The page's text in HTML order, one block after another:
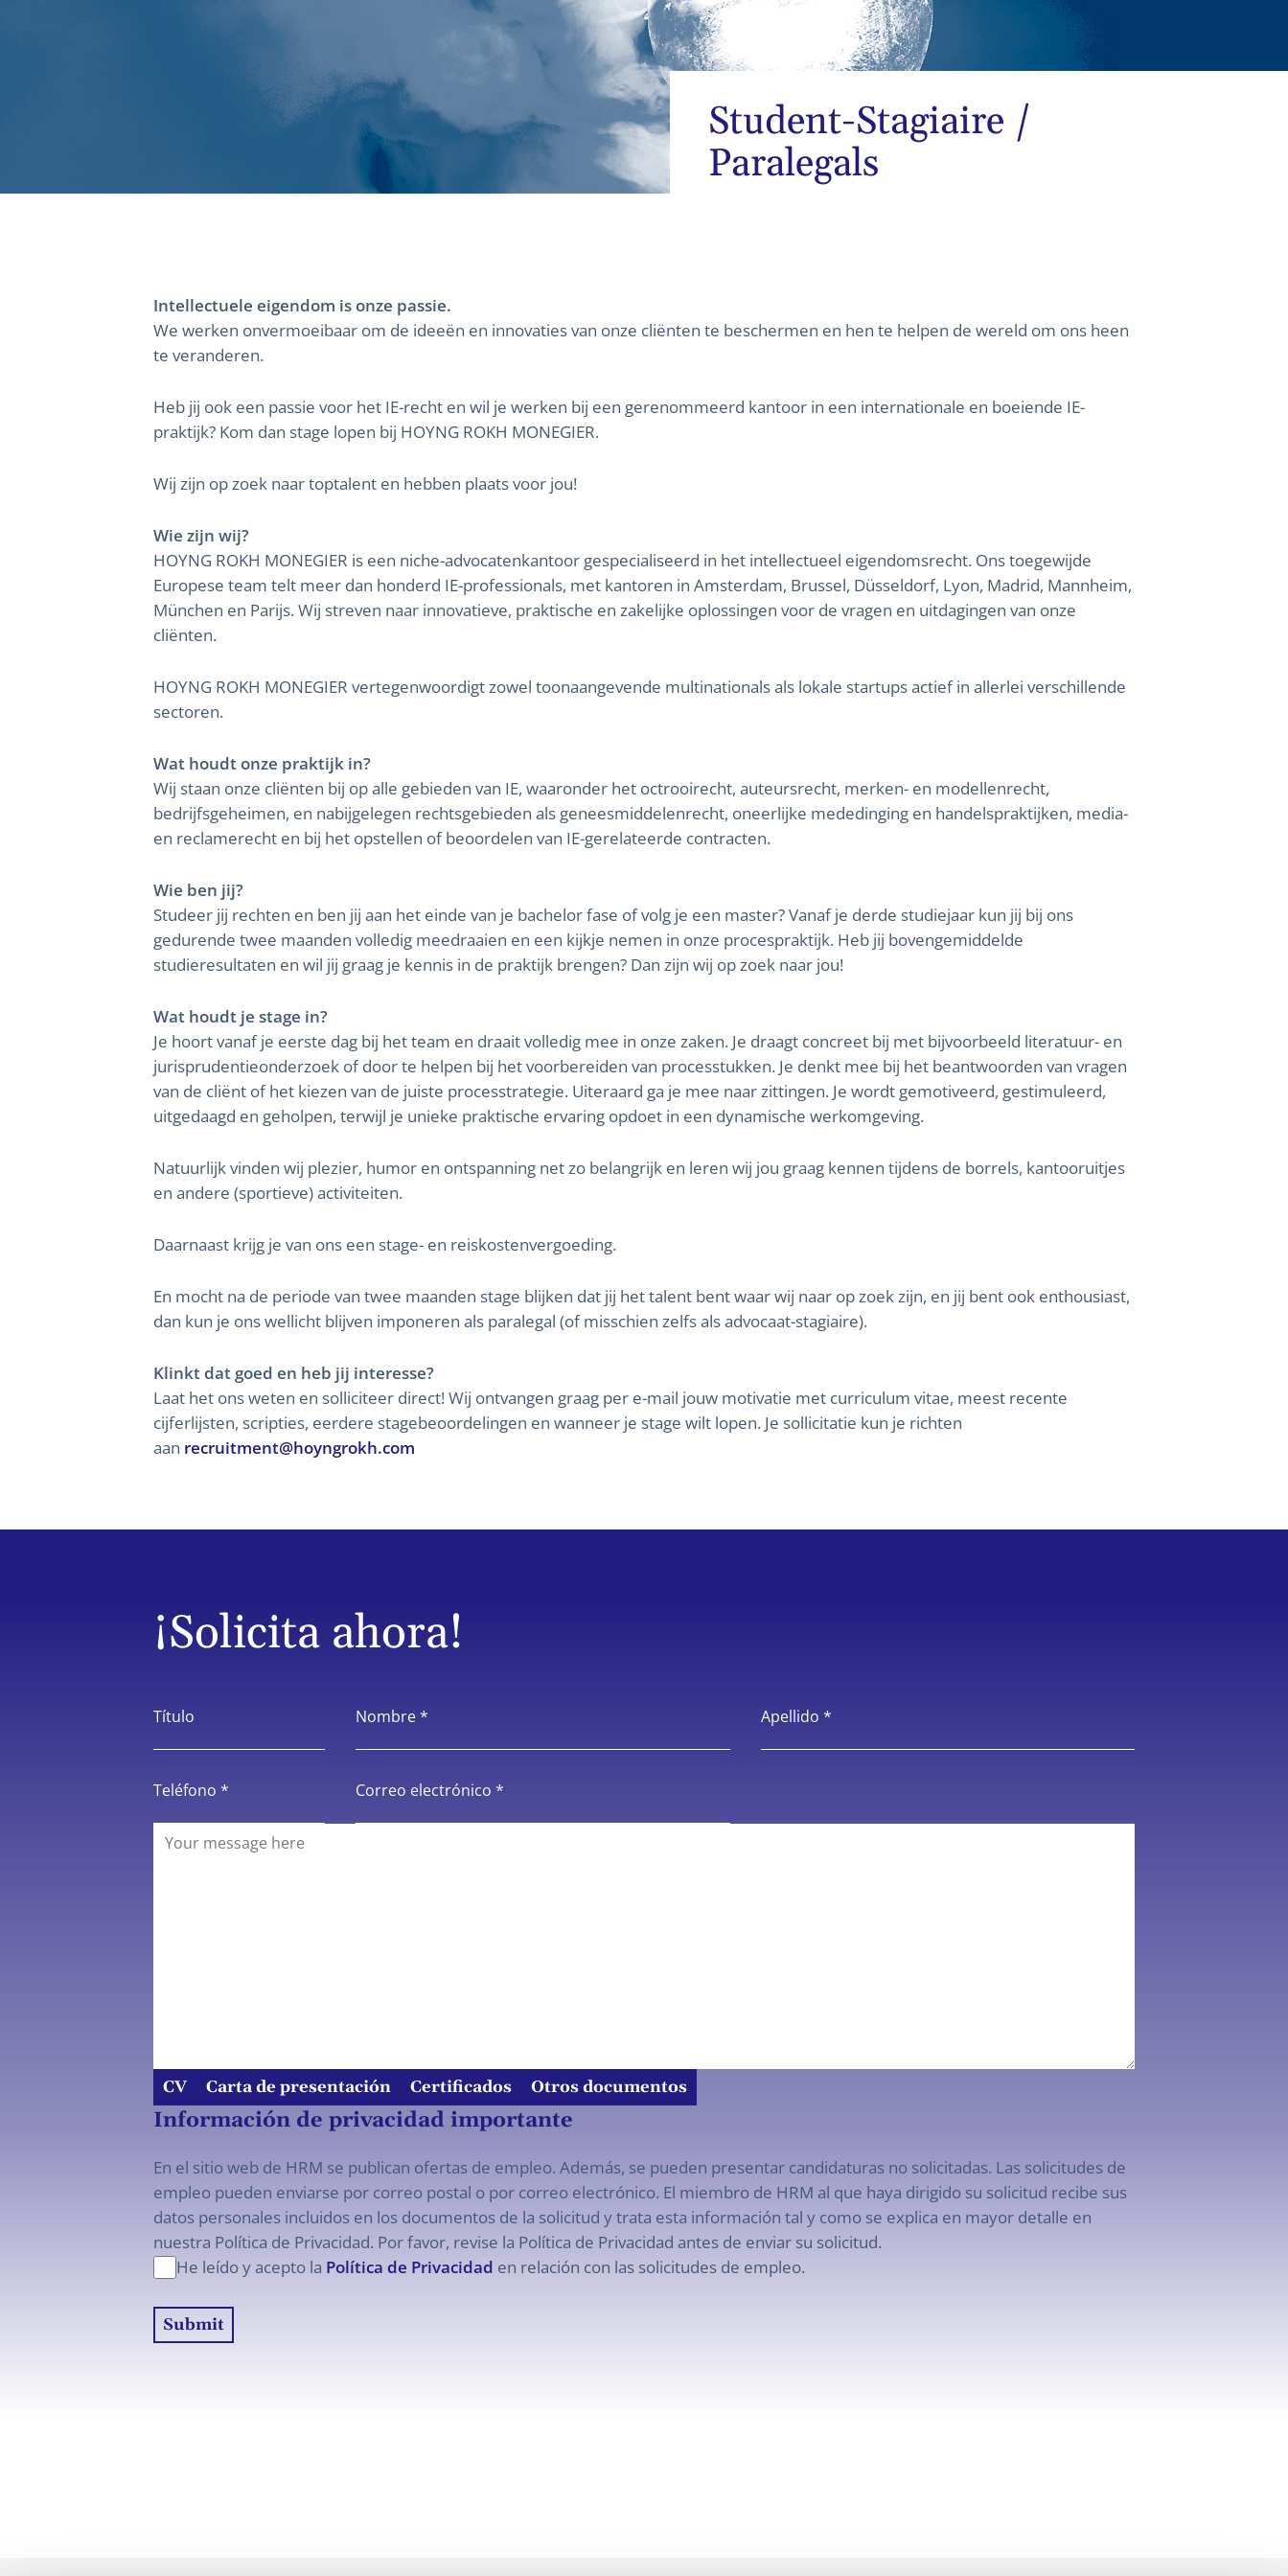
Student-Stagiaire /
Paralegals
Intellectuele eigendom is onze passie.
We werken onvermoeibaar om de ideeën en innovaties van onze cliënten te beschermen en hen te helpen de wereld om ons heen
te veranderen.
Heb jij ook een passie voor het IE-recht en wil je werken bij een gerenommeerd kantoor in een internationale en boeiende IE-
praktijk? Kom dan stage lopen bij HOYNG ROKH MONEGIER.
Wij zijn op zoek naar toptalent en hebben plaats voor jou!
Wie zijn wij?
HOYNG ROKH MONEGIER is een niche-advocatenkantoor gespecialiseerd in het intellectueel eigendomsrecht. Ons toegewijde
Europese team telt meer dan honderd IE-professionals, met kantoren in Amsterdam, Brussel, Düsseldorf, Lyon, Madrid, Mannheim,
München en Parijs. Wij streven naar innovatieve, praktische en zakelijke oplossingen voor de vragen en uitdagingen van onze
cliënten.
HOYNG ROKH MONEGIER vertegenwoordigt zowel toonaangevende multinationals als lokale startups actief in allerlei verschillende
sectoren.
Wat houdt onze praktijk in?
Wij staan onze cliënten bij op alle gebieden van IE, waaronder het octrooirecht, auteursrecht, merken- en modellenrecht,
bedrijfsgeheimen, en nabijgelegen rechtsgebieden als geneesmiddelenrecht, oneerlijke mededinging en handelspraktijken, media-
en reclamerecht en bij het opstellen of beoordelen van IE-gerelateerde contracten.
Wie ben jij?
Studeer jij rechten en ben jij aan het einde van je bachelor fase of volg je een master? Vanaf je derde studiejaar kun jij bij ons
gedurende twee maanden volledig meedraaien en een kijkje nemen in onze procespraktijk. Heb jij bovengemiddelde
studieresultaten en wil jij graag je kennis in de praktijk brengen? Dan zijn wij op zoek naar jou!
Wat houdt je stage in?
Je hoort vanaf je eerste dag bij het team en draait volledig mee in onze zaken. Je draagt concreet bij met bijvoorbeeld literatuur- en
jurisprudentieonderzoek of door te helpen bij het voorbereiden van processtukken. Je denkt mee bij het beantwoorden van vragen
van de cliënt of het kiezen van de juiste processtrategie. Uiteraard ga je mee naar zittingen. Je wordt gemotiveerd, gestimuleerd,
uitgedaagd en geholpen, terwijl je unieke praktische ervaring opdoet in een dynamische werkomgeving.
Natuurlijk vinden wij plezier, humor en ontspanning net zo belangrijk en leren wij jou graag kennen tijdens de borrels, kantooruitjes
en andere (sportieve) activiteiten.
Daarnaast krijg je van ons een stage- en reiskostenvergoeding.
En mocht na de periode van twee maanden stage blijken dat jij het talent bent waar wij naar op zoek zijn, en jij bent ook enthousiast,
dan kun je ons wellicht blijven imponeren als paralegal (of misschien zelfs als advocaat-stagiaire).
Klinkt dat goed en heb jij interesse?
Laat het ons weten en solliciteer direct! Wij ontvangen graag per e-mail jouw motivatie met curriculum vitae, meest recente
cijferlijsten, scripties, eerdere stagebeoordelingen en wanneer je stage wilt lopen. Je sollicitatie kun je richten
aan recruitment@hoyngrokh.com
¡Solicita ahora!
Título Nombre * Apellido *
Teléfono * Correo electrónico *
CV Carta de presentación Certificados Otros documentos
Información de privacidad importante
En el sitio web de HRM se publican ofertas de empleo. Además, se pueden presentar candidaturas no solicitadas. Las solicitudes de
empleo pueden enviarse por correo postal o por correo electrónico. El miembro de HRM al que haya dirigido su solicitud recibe sus
datos personales incluidos en los documentos de la solicitud y trata esta información tal y como se explica en mayor detalle en
nuestra Política de Privacidad. Por favor, revise la Política de Privacidad antes de enviar su solicitud.
He leído y acepto la Política de Privacidad en relación con las solicitudes de empleo.